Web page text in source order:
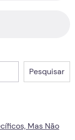
Pesquisar
Mas Não